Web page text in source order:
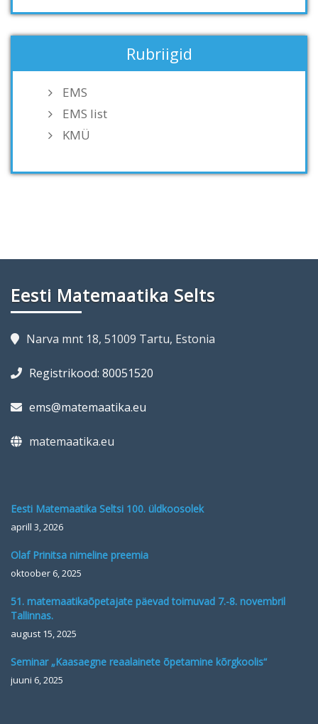
Rubriigid
EMS
EMS list
KMÜ
Eesti Matemaatika Selts
Narva mnt 18, 51009 Tartu, Estonia
Registrikood: 80051520
ems@matemaatika.eu
matemaatika.eu
Eesti Matemaatika Seltsi 100. üldkoosolek
aprill 3, 2026
Olaf Prinitsa nimeline preemia
oktoober 6, 2025
51. matemaatikaõpetajate päevad toimuvad 7.-8. novembril
Tallinnas.
august 15, 2025
Seminar „Kaasaegne reaalainete õpetamine kõrgkoolis“
juuni 6, 2025